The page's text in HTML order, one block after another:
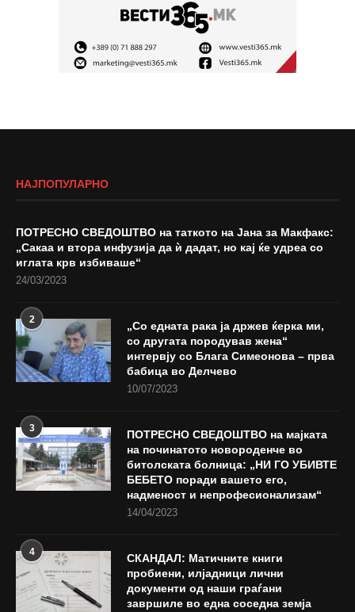
НАЈПОПУЛАРНО
ПОТРЕСНО СВЕДОШТВО на таткото на Јана за Макфакс:
„Сакаа и втора инфузија да ѝ дадат, но кај ќе удреа со
иглата крв избиваше“
24/03/2023
2
„Со едната рака ја држев ќерка ми,
со другата породував жена“
интервју со Блага Симеонова – прва
бабица во Делчево
10/07/2023
3
ПОТРЕСНО СВЕДОШТВО на мајката
на починатото новороденче во
битолската болница: „НИ ГО УБИВТЕ
БЕБЕТО поради вашето его,
надменост и непрофесионализам“
14/04/2023
4
СКАНДАЛ: Матичните книги
пробиени, илјадници лични
документи од наши граѓани
завршиле во една соседна земја